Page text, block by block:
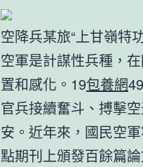
空降兵某旅“上甘嶺
空軍是計謀性兵種，
置和感化。19包養網
官兵接續奮斗、搏擊
安。近年來，國民空
點期刊上頒發百餘篇